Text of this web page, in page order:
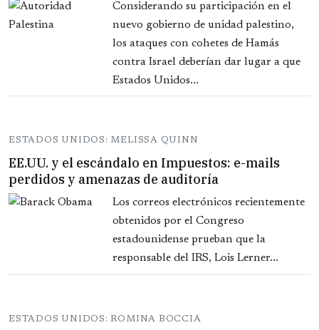
Considerando su participación en el
nuevo gobierno de unidad palestino,
los ataques con cohetes de Hamás
contra Israel deberían dar lugar a que
Estados Unidos...
ESTADOS UNIDOS: MELISSA QUINN
EE.UU. y el escándalo en Impuestos: e-mails
perdidos y amenazas de auditoría
Los correos electrónicos recientemente
obtenidos por el Congreso
estadounidense prueban que la
responsable del IRS, Lois Lerner...
ESTADOS UNIDOS: ROMINA BOCCIA